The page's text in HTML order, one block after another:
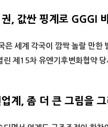
, 값싼 핑계로 GGGI
세계 각국이 깜짝 놀랄 만한
린 제15차 유엔기후변화협약 당
계, 좀 더 큰 그림을